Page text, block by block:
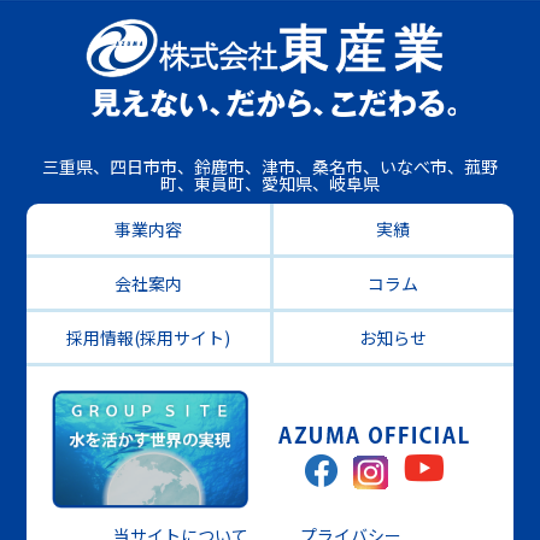
三重県、四日市市、鈴鹿市、津市、桑名市、いなべ市、菰野
町、東員町、愛知県、岐阜県
事業内容
実績
会社案内 コラム
採用情報(採用サイト) お知らせ